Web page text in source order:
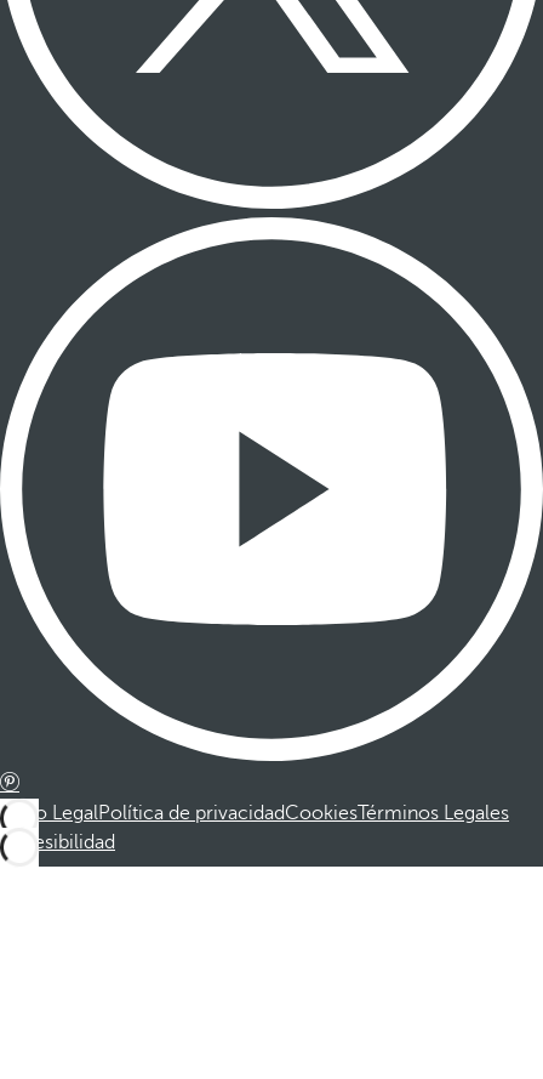
Aviso LegalPolítica de privacidadCookiesTérminos Legales
Accesibilidad